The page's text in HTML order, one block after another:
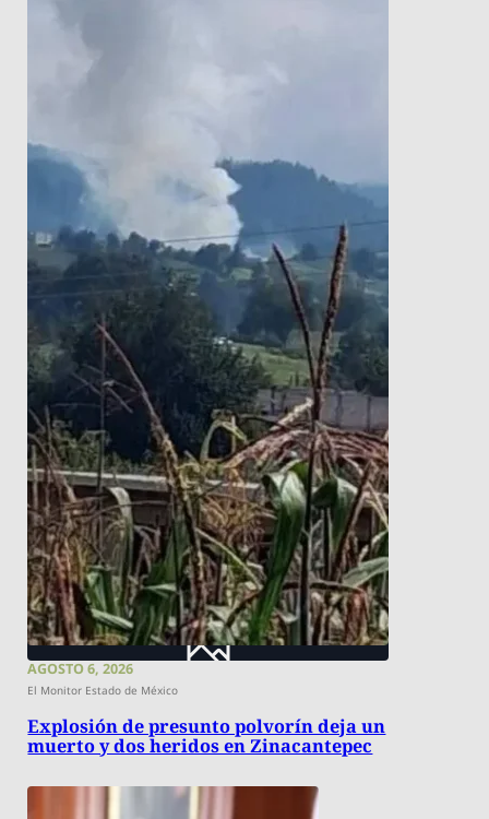
AGOSTO 6, 2026
El Monitor Estado de México
Explosión de presunto polvorín deja un
muerto y dos heridos en Zinacantepec